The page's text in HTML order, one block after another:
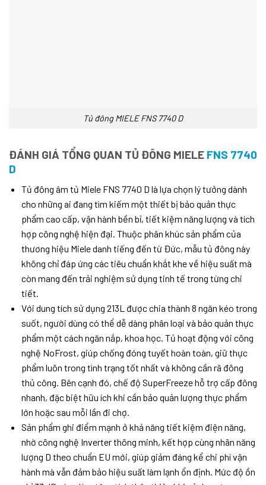
Tủ đông MIELE FNS 7740 D
ĐÁNH GIÁ TỔNG QUAN TỦ ĐÔNG MIELE FNS 7740
D
Tủ đông âm tủ Miele FNS 7740 D là lựa chọn lý tưởng dành
cho những ai đang tìm kiếm một thiết bị bảo quản thực
phẩm cao cấp, vận hành bền bỉ, tiết kiệm năng lượng và tích
hợp công nghệ hiện đại. Thuộc phân khúc sản phẩm của
thương hiệu Miele danh tiếng đến từ Đức, mẫu tủ đông này
không chỉ đáp ứng các tiêu chuẩn khắt khe về hiệu suất mà
còn mang đến trải nghiệm sử dụng tinh tế trong từng chi
tiết.
Với dung tích sử dụng 213L được chia thành 8 ngăn kéo trong
suốt, người dùng có thể dễ dàng phân loại và bảo quản thực
phẩm một cách ngăn nắp, khoa học. Tủ hoạt động với công
nghệ NoFrost, giúp chống đóng tuyết hoàn toàn, giữ thực
phẩm luôn trong tình trạng tốt nhất và không cần rã đông
thủ công. Bên cạnh đó, chế độ SuperFreeze hỗ trợ cấp đông
nhanh, đặc biệt hữu ích khi cần bảo quản lượng thực phẩm
lớn hoặc sau mỗi lần đi chợ.
Sản phẩm ghi điểm mạnh ở khả năng tiết kiệm điện năng,
nhờ công nghệ Inverter thông minh, kết hợp cùng nhãn năng
lượng D theo chuẩn EU mới, giúp giảm đáng kể chi phí vận
hành mà vẫn đảm bảo hiệu suất làm lạnh ổn định. Mức độ ồn